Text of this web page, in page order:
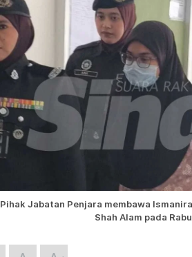
Pihak Jabatan Penjara membawa
Shah Alam pada